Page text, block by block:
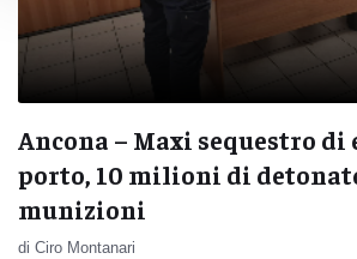
Ancona – Maxi sequestro
porto, 10 milioni di
munizioni
di Ciro Montanari